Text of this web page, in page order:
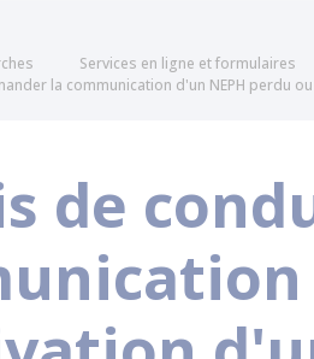
Services en ligne et formulaires
la communication d'un NEPH perdu
de